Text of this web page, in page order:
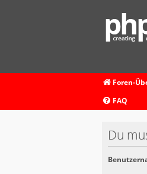
Foren-
FAQ
Du